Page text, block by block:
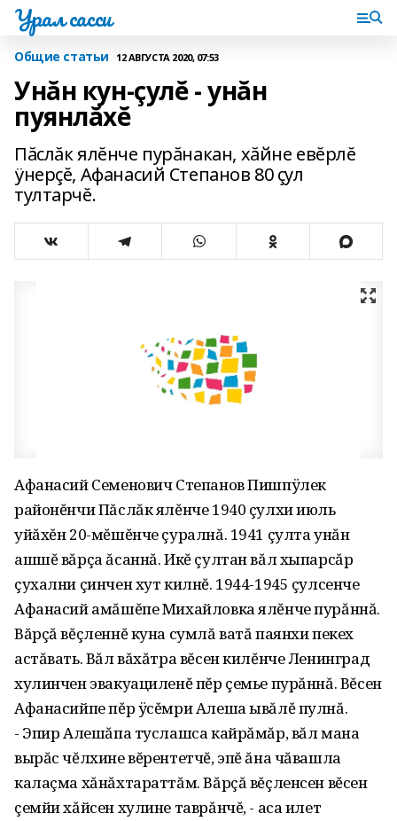
Урал сасси
Общие статьи 12 АВГУСТА 2020, 07:53
Унăн кун-çулĕ - унăн
пуянлăхĕ
Пăслăк ялĕнче пурăнакан, хăйне евĕрлĕ
ÿнерçĕ, Афанасий Степанов 80 çул
тултарчĕ.
Афанасий Семенович Степанов Пишпÿлек
районĕнчи Пăслăк ялĕнче 1940 çулхи июль
уйăхĕн 20-мĕшĕнче çуралнă. 1941 çулта унăн
ашшĕ вăрçа ăсаннă. Икĕ çултан вăл хыпарсăр
çухални çинчен хут килнĕ. 1944-1945 çулсенче
Афанасий амăшĕпе Михайловка ялĕнче пурăннă.
Вăрçă вĕçленнĕ куна сумлă ватă паянхи пекех
астăвать. Вăл вăхăтра вĕсен килĕнче Ленинград
хулинчен эвакуациленĕ пĕр çемье пурăннă. Вĕсен
Афанасийпе пĕр ÿсĕмри Алеша ывăлĕ пулнă.
- Эпир Алешăпа туслашса кайрăмăр, вăл мана
вырăс чĕлхине вĕрентетчĕ, эпĕ ăна чăвашла
калаçма хăнăхтараттăм. Вăрçă вĕçленсен вĕсен
çемйи хăйсен хулине таврăнчĕ, - аса илет